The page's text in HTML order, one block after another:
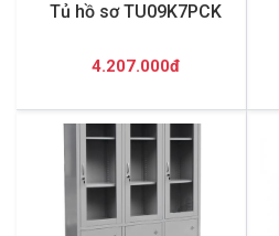
Tủ hồ sơ TU09K7PCK
4.207.000đ